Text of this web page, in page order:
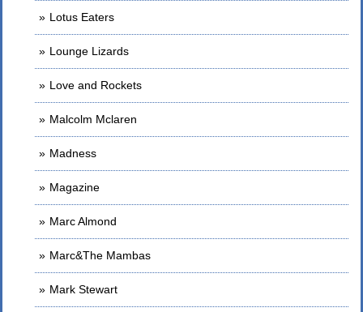
Lotus Eaters
Lounge Lizards
Love and Rockets
Malcolm Mclaren
Madness
Magazine
Marc Almond
Marc&The Mambas
Mark Stewart